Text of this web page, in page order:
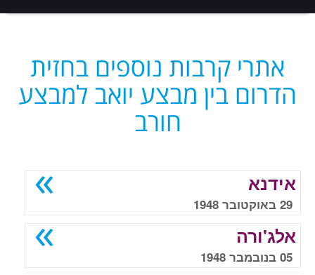
אתרי קרבות נוספים בחזית
הדרום בין מבצע יואב למבצע
חורב
אידנא
29 באוקטובר 1948
אלג'ורה
05 בנובמבר 1948